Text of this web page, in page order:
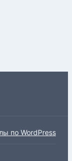
по WordPress